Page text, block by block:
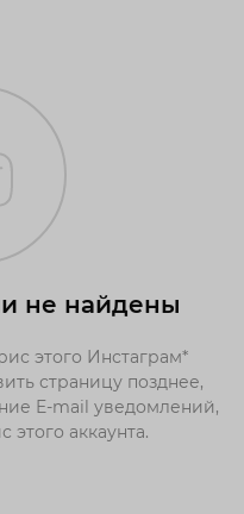
не найдены
этого Инстаграм*
страницу позднее,
E-mail уведомлений,
этого аккаунта.